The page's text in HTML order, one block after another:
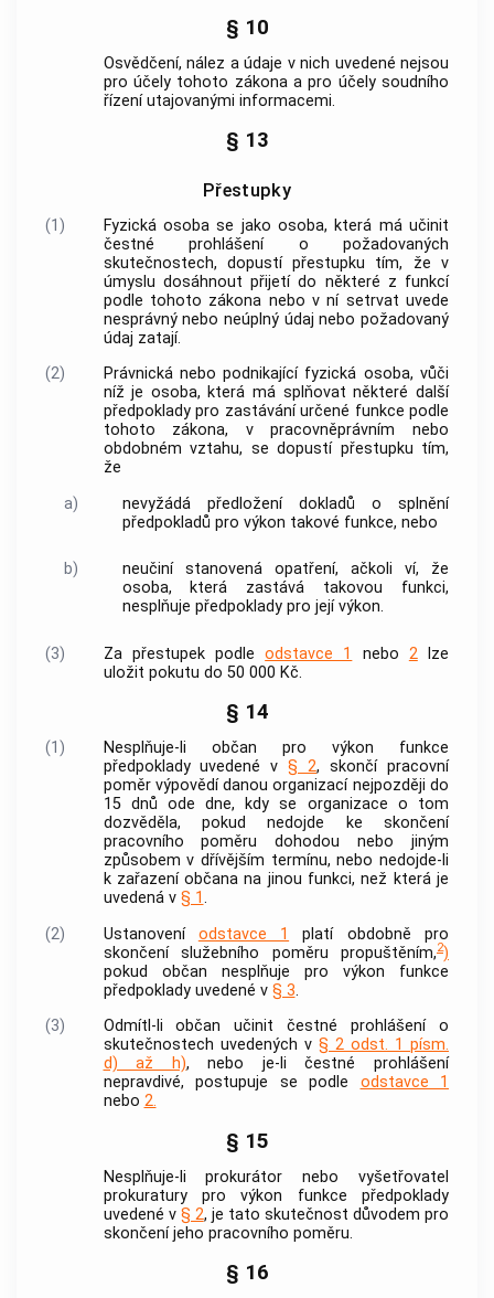
§ 10
Osvědčení, nález a údaje v nich uvedené nejsou
pro účely tohoto zákona a pro účely soudního
řízení utajovanými informacemi.
§ 13
Přestupky
(1)
Fyzická osoba se jako osoba, která má učinit
čestné prohlášení o požadovaných
skutečnostech, dopustí přestupku tím, že v
úmyslu dosáhnout přijetí do některé z funkcí
podle tohoto zákona nebo v ní setrvat uvede
nesprávný nebo neúplný údaj nebo požadovaný
údaj zatají.
(2)
Právnická nebo podnikající fyzická osoba, vůči
níž je osoba, která má splňovat některé další
předpoklady pro zastávání určené funkce podle
tohoto zákona, v pracovněprávním nebo
obdobném vztahu, se dopustí přestupku tím,
že
a)
nevyžádá předložení dokladů o splnění
předpokladů pro výkon takové funkce, nebo
b)
neučiní stanovená opatření, ačkoli ví, že
osoba, která zastává takovou funkci,
nesplňuje předpoklady pro její výkon.
(3) Za přestupek podleodstavce 1 nebo 2lze
uložit pokutu do 50 000 Kč.
§ 14
(1)
Nesplňuje-li občan pro výkon funkce
předpoklady uvedené v§ 2, skončí pracovní
poměr výpovědí danou organizací nejpozději do
15 dnů ode dne, kdy se organizace o tom
dozvěděla, pokud nedojde ke skončení
pracovního poměru dohodou nebo jiným
způsobem v dřívějším termínu, nebo nedojde-li
k zařazení občana na jinou funkci, než která je
uvedená v § 1.
(2)
Ustanovení odstavce 1
platí obdobně pro
skončení služebního poměru propuštěním,2)
pokud občan nesplňuje pro výkon funkce
předpoklady uvedené v § 3.
(3)
Odmítl-li občan učinit čestné prohlášení o
skutečnostech uvedených v § 2 odst. 1 písm.
d) až h), nebo je-li čestné prohlášení
nepravdivé, postupuje se podle odstavce 1
nebo 2.
§ 15
Nesplňuje-li prokurátor nebo vyšetřovatel
prokuratury pro výkon funkce předpoklady
uvedené v § 2, je tato skutečnost důvodem pro
skončení jeho pracovního poměru.
§ 16